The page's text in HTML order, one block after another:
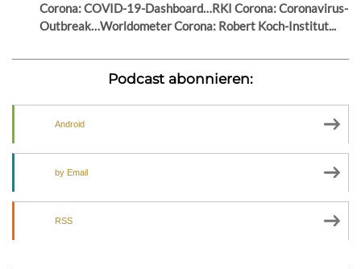
Corona: COVID-19-Dashboard…RKI Corona: Coronavirus-
Outbreak…Worldometer Corona: Robert Koch-Institut...
Podcast abonnieren:
Android
by Email
RSS